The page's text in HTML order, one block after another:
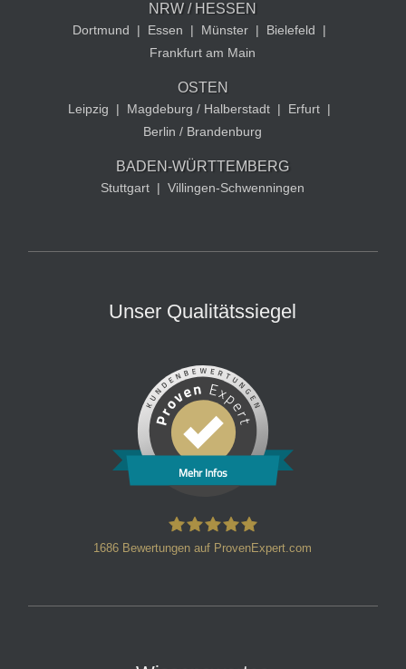
NRW / HESSEN
Dortmund | Essen | Münster | Bielefeld
|
Frankfurt am Main
OSTEN
Leipzig | Magdeburg / Halberstadt | Erfurt |
Berlin / Brandenburg
BADEN-WÜRTTEMBERG
Stuttgart | Villingen-Schwenningen
Unser Qualitätssiegel
Mehr Infos
1686 Bewertungen auf ProvenExpert.com